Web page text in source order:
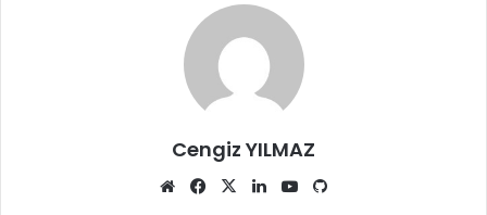
Cengiz YILMAZ
Web
Facebook
X LinkedInYouTube